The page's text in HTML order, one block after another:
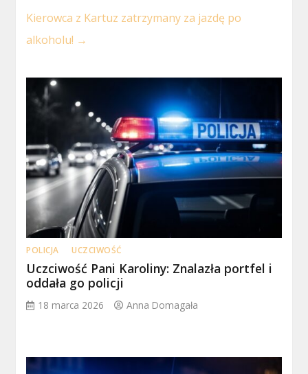
Kierowca z Kartuz zatrzymany za jazdę po
alkoholu! →
POLICJA UCZCIWOŚĆ
Uczciwość Pani Karoliny: Znalazła portfel i
oddała go policji
18 marca 2026 Anna Domagała